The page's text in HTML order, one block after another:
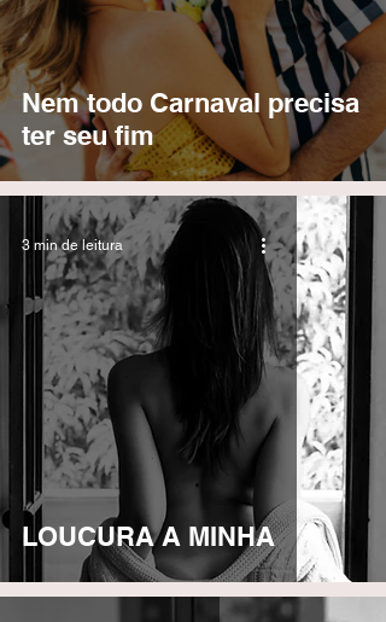
Nem todo Carnaval precisa
ter seu fim
LOUCURA A MINHA
3 min de leitura